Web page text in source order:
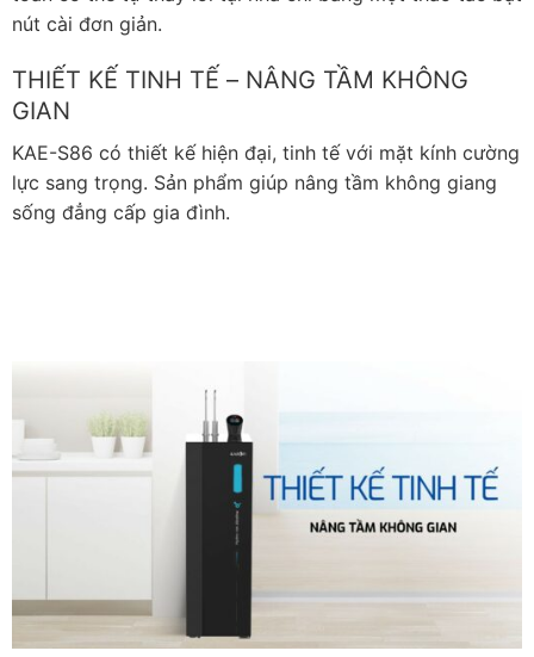
nút cài đơn giản.
THIẾT KẾ TINH TẾ – NÂNG TẦM KHÔNG
GIAN
KAE-S86 có thiết kế hiện đại, tinh tế với mặt kính cường
lực sang trọng. Sản phẩm giúp nâng tầm không giang
sống đẳng cấp gia đình.